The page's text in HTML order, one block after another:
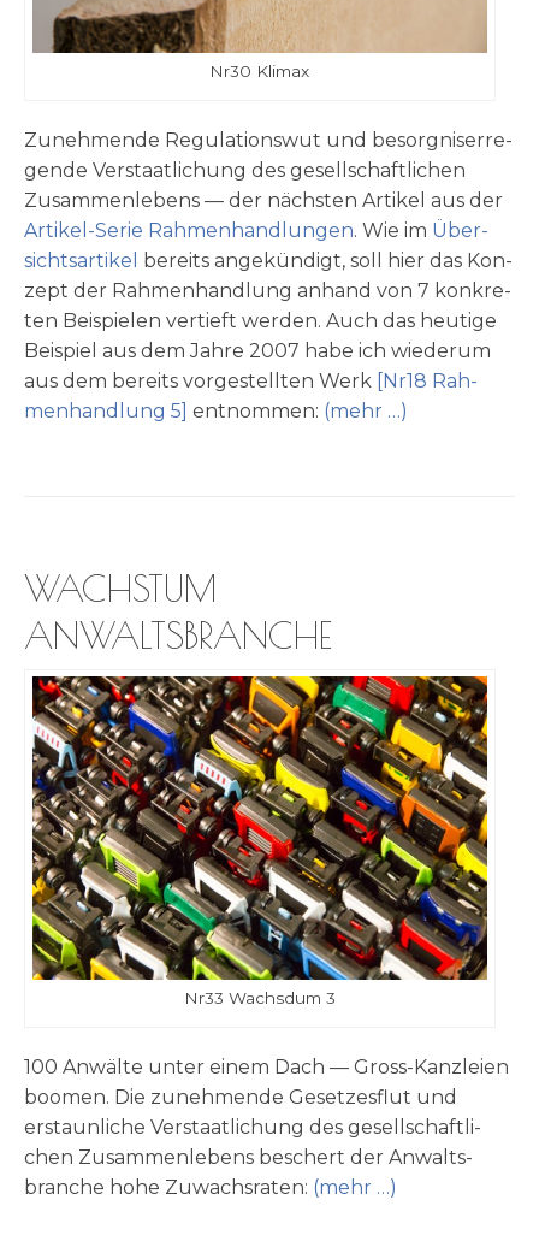
Nr30 Kli­max
Zuneh­men­de Regu­la­ti­ons­wut und besorg­nis­er­re­
gen­de Ver­staat­li­chung des gesell­schaft­li­chen
Zusam­men­le­bens — der näch­sten Arti­kel aus der
Arti­kel-Serie Rah­men­hand­lun­gen. Wie im Über­
sichts­ar­ti­kel bereits ange­kün­digt, soll hier das Kon­
zept der Rah­men­hand­lung anhand von 7 kon­kre­
ten Bei­spie­len ver­tieft wer­den. Auch das heu­ti­ge
Bei­spiel aus dem Jah­re 2007 habe ich wie­der­um
aus dem bereits vor­ge­stell­ten Werk [Nr18 Rah­
men­hand­lung 5] ent­nom­men: (mehr …)
WACHSTUM
ANWALTSBRANCHE
Nr33 Wachs­dum 3
100 Anwäl­te unter einem Dach — Gross-Kanz­lei­en
boo­men. Die zuneh­men­de Geset­zes­flut und
erstaun­li­che Ver­staat­li­chung des gesell­schaft­li­
chen Zusam­men­le­bens beschert der Anwalts­
bran­che hohe Zuwachs­ra­ten: (mehr …)